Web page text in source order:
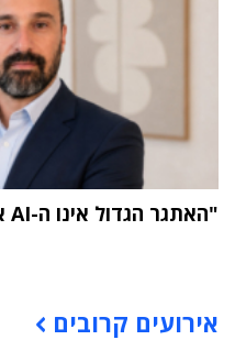
"האתגר הגדול אינו ה-AI אלא הטמעתה בארגון"
אירועים קרובים